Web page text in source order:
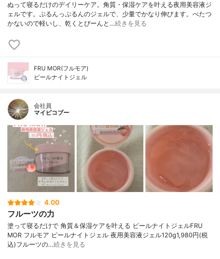
ぬって寝るだけのデイリーケア。角質・保湿ケアを叶える夜用美容液ジ
ェルです。ぷるんっぷるんのジェルで、少量でかなり伸びます。べたつ
かないので軽いし、乾くとぴーんと…続きを見る
FRU MOR(フルモア)
ピールナイトジェル
会社員
マイピコブー
4.00
フルーツの力
塗って寝るだけで 角質＆保湿ケアを叶える ピールナイトジェルFRU
MOR フルモア ピールナイトジェル 夜用美容液ジェル120g1,980円(税
込)フルーツの…続きを見る